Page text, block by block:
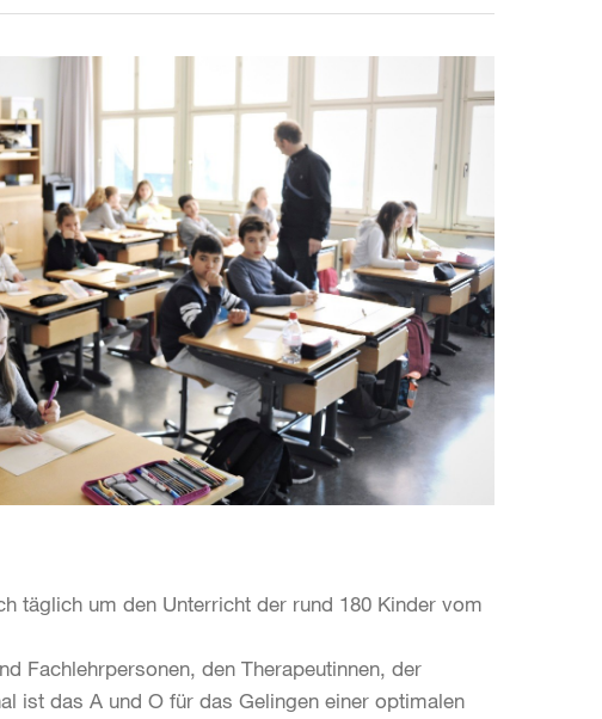
täglich um den Unterricht der rund 180 Kinder vom
Fachlehrpersonen, den Therapeutinnen, der
ist das A und O für das Gelingen einer optimalen